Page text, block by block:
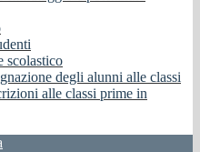
scolastico
degli alunni alle classi
alle classi prime in